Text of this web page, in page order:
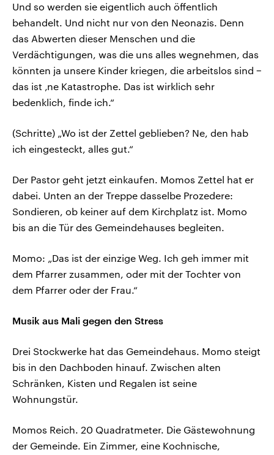
Und so werden sie eigentlich auch öffentlich
behandelt. Und nicht nur von den Neonazis. Denn
das Abwerten dieser Menschen und die
Verdächtigungen, was die uns alles wegnehmen, das
könnten ja unsere Kinder kriegen, die arbeitslos sind −
das ist ‚ne Katastrophe. Das ist wirklich sehr
bedenklich, finde ich.“
(Schritte) „Wo ist der Zettel geblieben? Ne, den hab
ich eingesteckt, alles gut.“
Der Pastor geht jetzt einkaufen. Momos Zettel hat er
dabei. Unten an der Treppe dasselbe Prozedere:
Sondieren, ob keiner auf dem Kirchplatz ist. Momo
bis an die Tür des Gemeindehauses begleiten.
Momo: „Das ist der einzige Weg. Ich geh immer mit
dem Pfarrer zusammen, oder mit der Tochter von
dem Pfarrer oder der Frau.“
Musik aus Mali gegen den Stress
Drei Stockwerke hat das Gemeindehaus. Momo steigt
bis in den Dachboden hinauf. Zwischen alten
Schränken, Kisten und Regalen ist seine
Wohnungstür.
Momos Reich. 20 Quadratmeter. Die Gästewohnung
der Gemeinde. Ein Zimmer, eine Kochnische,